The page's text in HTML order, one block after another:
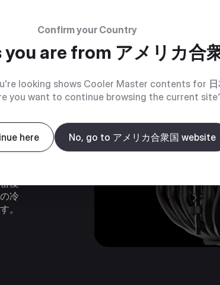
度
冷
。
Confirm your Country
you are from アメリカ合
looking shows Cooler Master contents for
you want to continue browsing the current
here No, go to アメリカ合衆国 website